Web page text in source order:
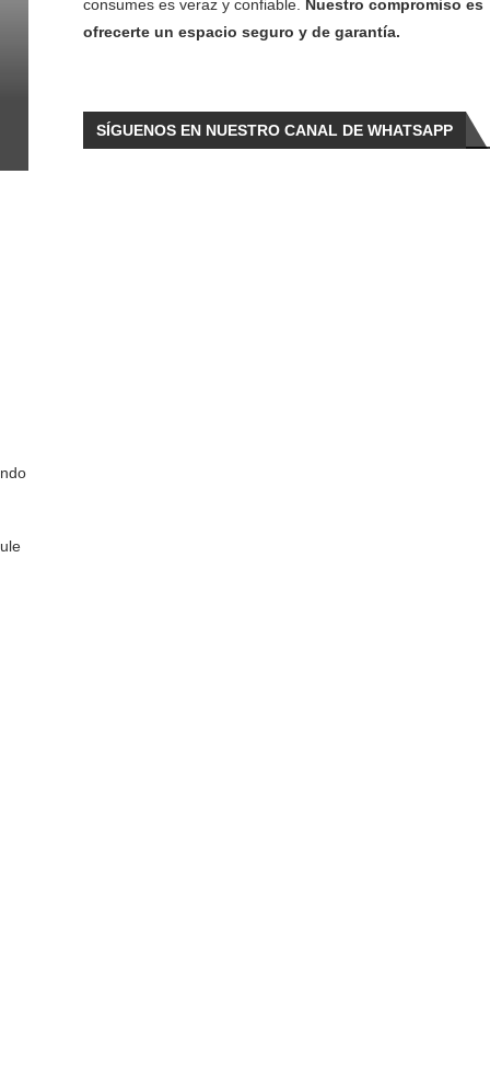
consumes es veraz y confiable. Nuestro compromiso es
ofrecerte un espacio seguro y de garantía.
SÍGUENOS EN NUESTRO CANAL DE WHATSAPP